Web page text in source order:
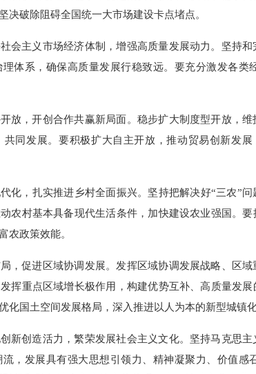
决破除阻碍全国统一大市场建设卡点堵点。
会主义市场经济体制，增强高质量发展动力。坚持
体系，确保高质量发展行稳致远。要充分激发各
放，开创合作共赢新局面。稳步扩大制度型开放，
同发展。要积极扩大自主开放，推动贸易创新发
化，扎实推进乡村全面振兴。坚持把解决好“三农”
农村基本具备现代生活条件，加快建设农业强国。
农政策效能。
，促进区域协调发展。发挥区域协调发展战略、区
挥重点区域增长极作用，构建优势互补、高质量发
化国土空间发展格局，深入推进以人为本的新型城镇
新创造活力，繁荣发展社会主义文化。坚持马克思
，发展具有强大思想引领力、精神凝聚力、价值感